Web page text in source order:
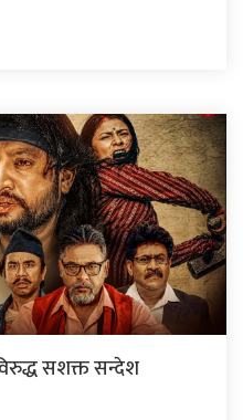
सशक्त सन्देश